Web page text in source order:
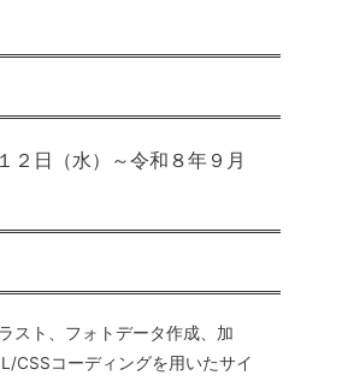
２日（水）～令和８年９月
スト、フォトデータ作成、加
CSSコーディングを用いたサイ